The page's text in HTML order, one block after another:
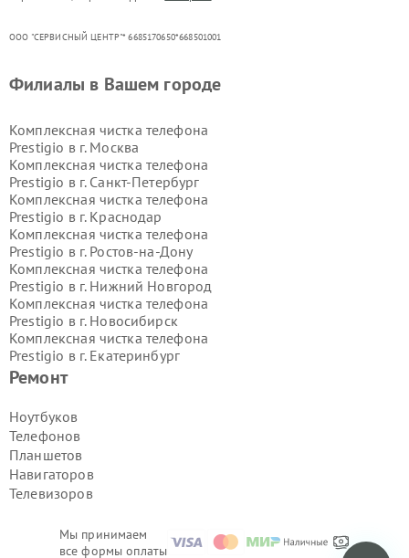
ООО "СЕРВИСНЫЙ ЦЕНТР"* 6685170650*668501001
Мы принимаем
все формы оплаты
Ремонт
Ноутбуков
Телефонов
Планшетов
Навигаторов
Телевизоров
Филиалы в Вашем городе
Комплексная чистка телефона
Prestigio в г. Москва
Комплексная чистка телефона
Prestigio в г. Санкт-Петербург
Комплексная чистка телефона
Prestigio в г. Краснодар
Комплексная чистка телефона
Prestigio в г. Ростов-на-Дону
Комплексная чистка телефона
Prestigio в г. Нижний Новгород
Комплексная чистка телефона
Prestigio в г. Новосибирск
Комплексная чистка телефона
Prestigio в г. Екатеринбург
Комплексная чистка телефона
Комплексная чистка телефона
Prestigio в г.
Комплексная чистка телефона
Prestigio в г.
Комплексная чистка телефона
Prestigio в г.Самара
Prestigio в г.Пермь
Комплексная чистка телефона